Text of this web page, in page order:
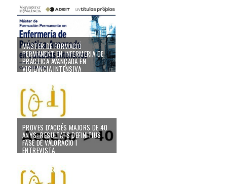
MÀSTER DE FORMACIÓ
PERMANENT EN INFERMERIA DE
PRÀCTICA AVANÇADA EN
VIGILÀNCIA INTENSIVA
PROVES D'ACCÉS MAJORS DE 40
ANYS: RESULTATS DEFINITIUS
FASE DE VALORACIÓ I
ENTREVISTA